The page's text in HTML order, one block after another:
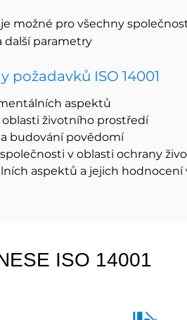
možné pro všechny
další parametry
požadavků ISO 14001
aspektů
oblasti životního prostředí
budování povědomí
v oblasti ochrany
aspektů a jejich hodnocení
ISO 14001